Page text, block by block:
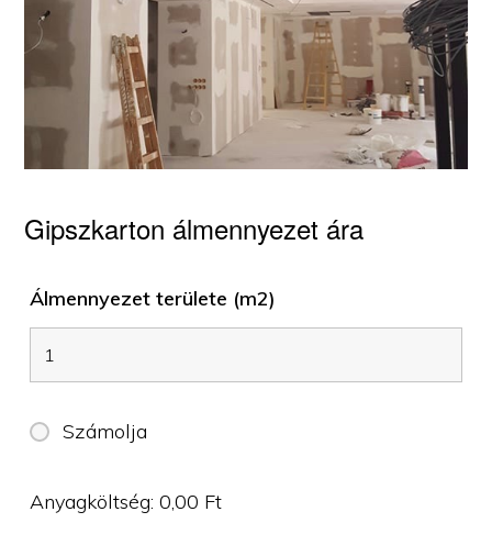
Gipszkarton álmennyezet ára
Álmennyezet területe (m2)
Számolja
Anyagköltség:0,00 Ft